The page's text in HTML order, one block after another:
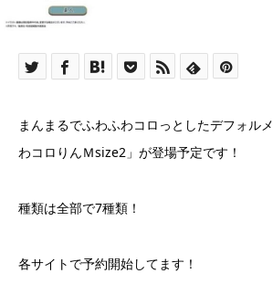
まんまるでふわふわコロっとしたデフォル
わコロりんＭsize2」が登場予定です！
種類は全部で7種類！
各サイトで予約開始してます！